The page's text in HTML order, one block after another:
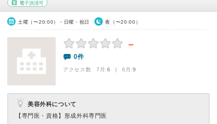
電子決済可
土曜（〜20:00）・日曜・祝日 夜（〜20:00）
－
0件
アクセス数 7月:6 | 6月:9
美容外科について
【専門医・資格】 形成外科専門医